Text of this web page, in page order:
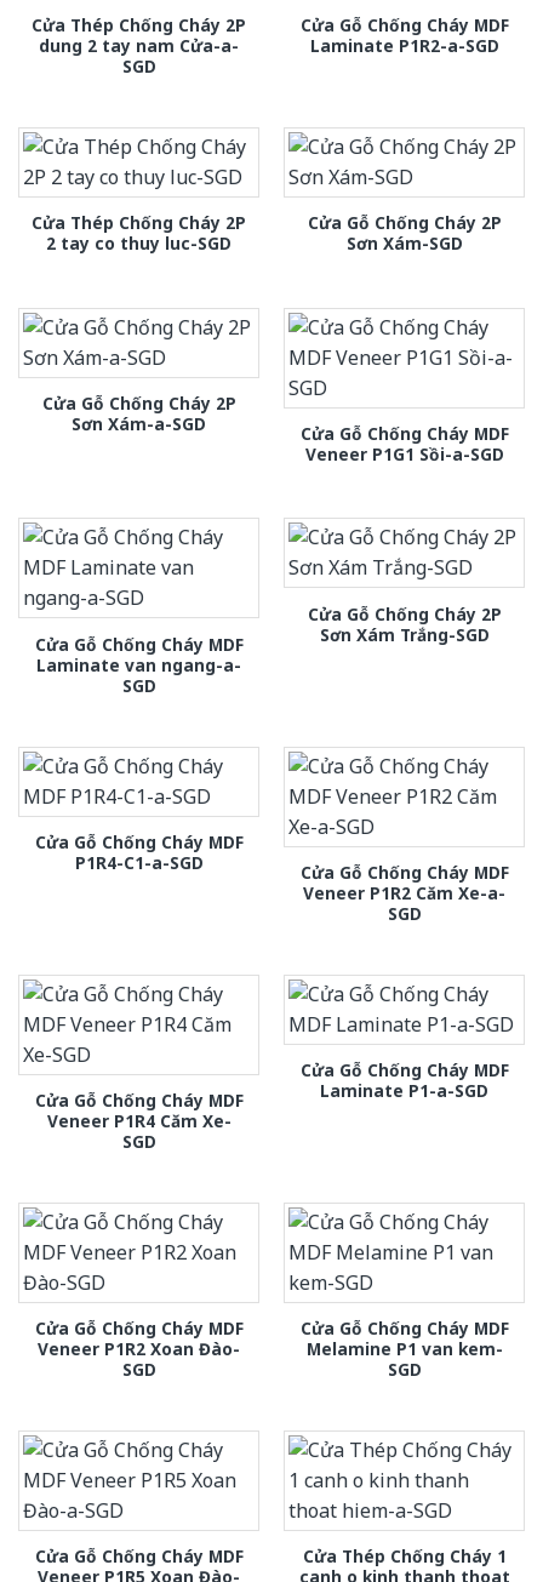
Cửa Thép Chống Cháy 2P
dung 2 tay nam Cửa-a-
SGD
Cửa Gỗ Chống Cháy MDF
Laminate P1R2-a-SGD
Cửa Thép Chống Cháy 2P
2 tay co thuy luc-SGD
Cửa Gỗ Chống Cháy 2P
Sơn Xám-SGD
Cửa Gỗ Chống Cháy 2P
Sơn Xám-a-SGD
Cửa Gỗ Chống Cháy MDF
Veneer P1G1 Sồi-a-SGD
Cửa Gỗ Chống Cháy MDF
Laminate van ngang-a-
SGD
Cửa Gỗ Chống Cháy 2P
Sơn Xám Trắng-SGD
Cửa Gỗ Chống Cháy MDF
P1R4-C1-a-SGD
Cửa Gỗ Chống Cháy MDF
Veneer P1R2 Căm Xe-a-
SGD
Cửa Gỗ Chống Cháy MDF
Veneer P1R4 Căm Xe-
SGD
Cửa Gỗ Chống Cháy MDF
Laminate P1-a-SGD
Cửa Gỗ Chống Cháy MDF
Veneer P1R2 Xoan Đào-
SGD
Cửa Gỗ Chống Cháy MDF
Melamine P1 van kem-
SGD
Cửa Gỗ Chống Cháy MDF
Veneer P1R5 Xoan Đào-
Cửa Thép Chống Cháy 1
canh o kinh thanh thoat